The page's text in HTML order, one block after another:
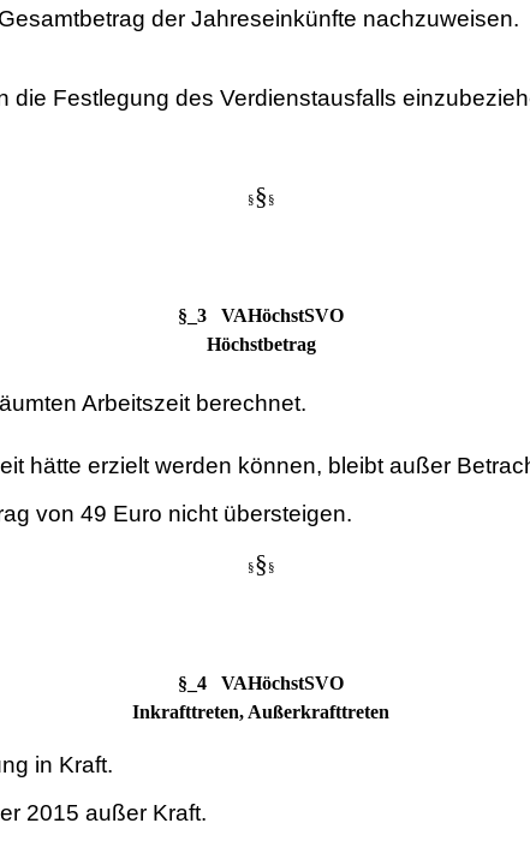
der Jahreseinkünfte nachzuweisen.
die Festlegung des Verdienstausfalls
§§ §
§_3 VAHöchstSVO
Höchstbetrag
Arbeitszeit berechnet.
hätte erzielt werden können, bleibt außer
von 49 Euro nicht übersteigen.
§§ §
§_4 VAHöchstSVO
Inkrafttreten, Außerkrafttreten
in Kraft.
2015 außer Kraft.